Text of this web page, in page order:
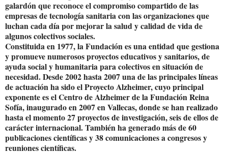
galardón que reconoce el compromiso compartido de las
empresas de tecnología sanitaria con las organizaciones que
luchan cada día por mejorar la salud y calidad de vida de
algunos colectivos sociales.
Constituida en 1977, la Fundación es una entidad que gestiona
y promueve numerosos proyectos educativos y sanitarios, de
ayuda social y humanitaria para colectivos en situación de
necesidad. Desde 2002 hasta 2007 una de las principales líneas
de actuación ha sido el Proyecto Alzheimer, cuyo principal
exponente es el Centro de Alzheimer de la Fundación Reina
Sofía, inaugurado en 2007 en Vallecas, donde se han realizado
hasta el momento 27 proyectos de investigación, seis de ellos de
carácter internacional. También ha generado más de 60
publicaciones científicas y 38 comunicaciones a congresos y
reuniones científicas.